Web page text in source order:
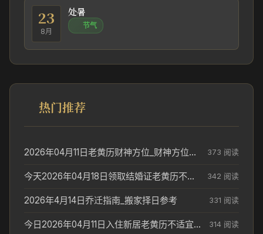
23
8月
处暑
节气
热门推荐
2026年04月11日老黄历财神方位_财神方位与供奉讲究 373 阅读
今天2026年04月18日领取结婚证老黄历不适合吗_领证日期参考 342 阅读
2026年4月14日乔迁指南_搬家择日参考 331 阅读
今日2026年04月11日入住新居老黄历不适宜吗_搬家择日参考 314 阅读